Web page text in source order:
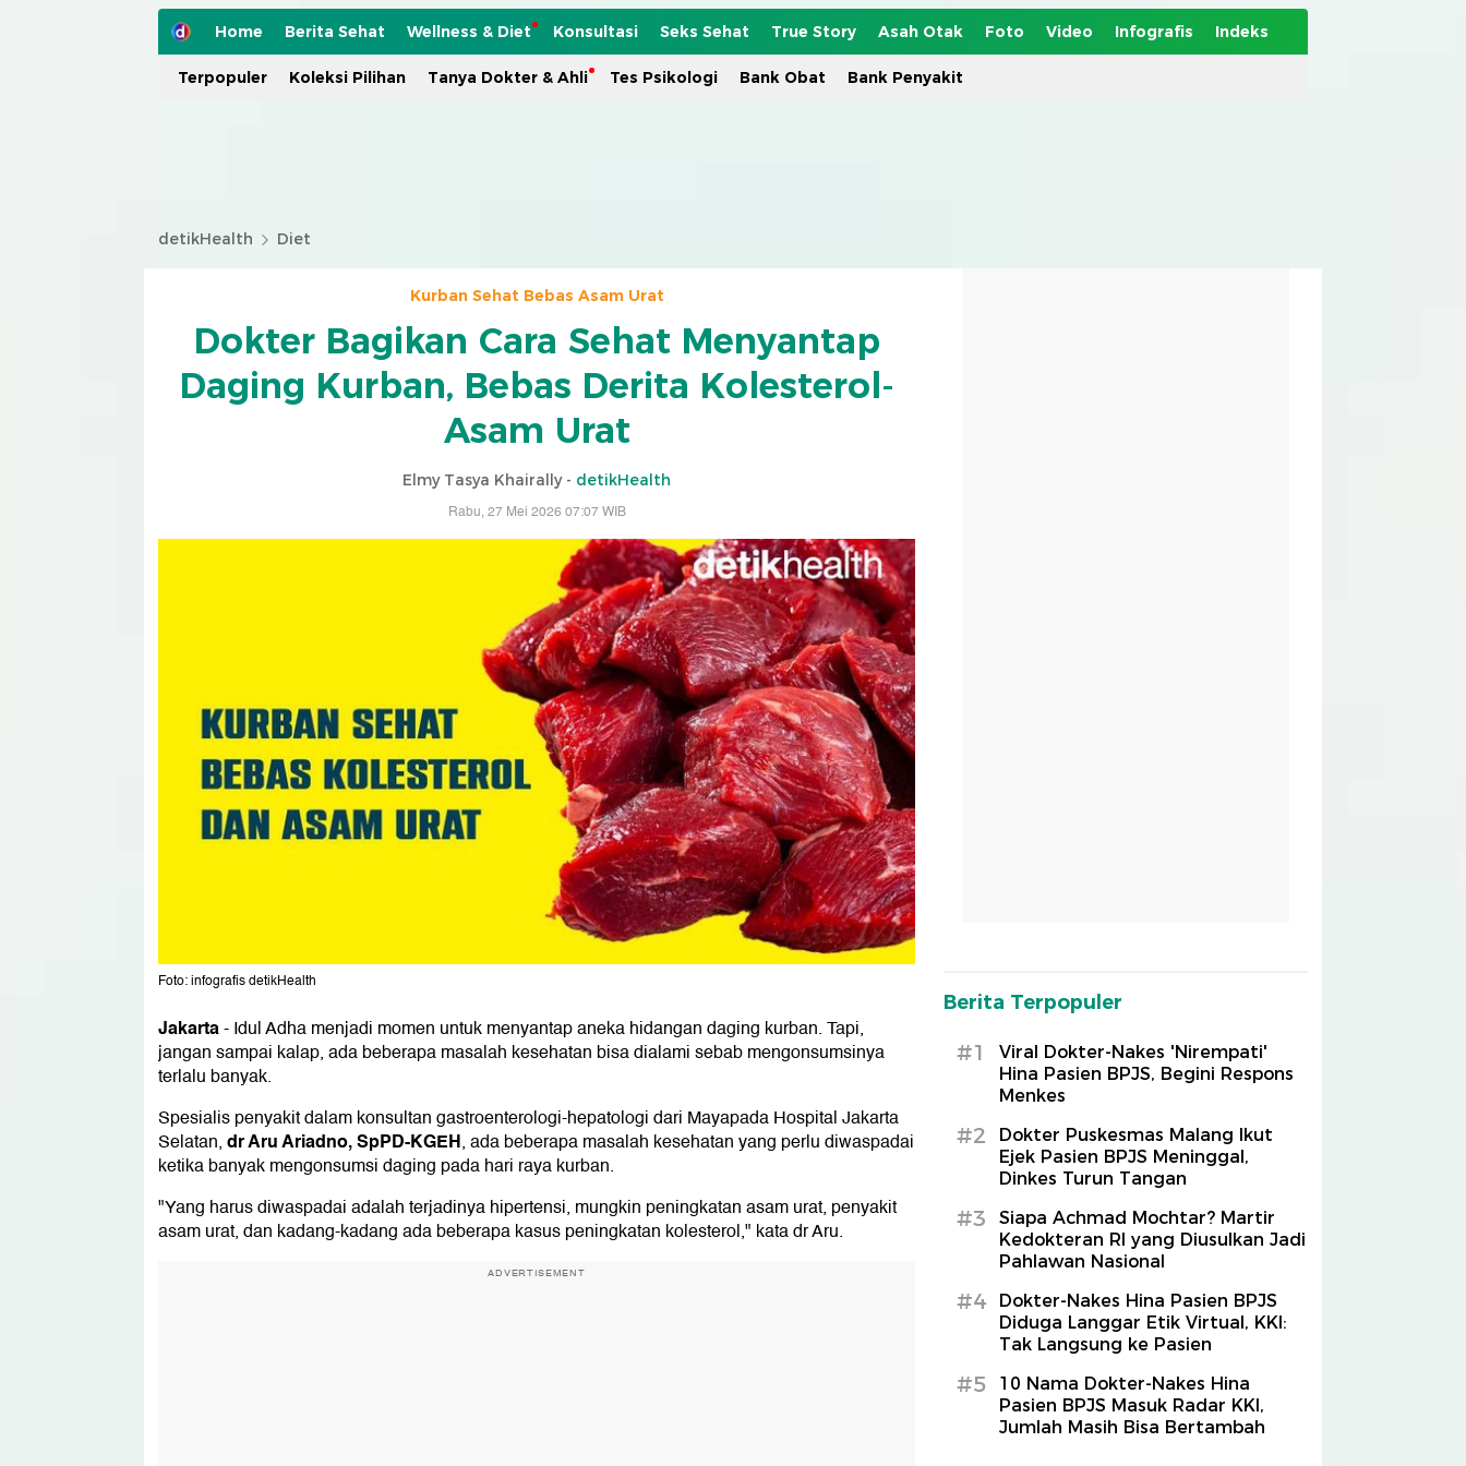
Home Berita Sehat Wellness & Diet Konsultasi Seks Sehat True Story Asah Otak Foto Video Infografis Indeks
Terpopuler Koleksi Pilihan Tanya Dokter & Ahli Tes Psikologi Bank Obat Bank Penyakit
detikHealth Diet
Kurban Sehat Bebas Asam Urat
Dokter Bagikan Cara Sehat Menyantap
Daging Kurban, Bebas Derita Kolesterol-
Asam Urat
Elmy Tasya Khairally - detikHealth
Rabu, 27 Mei 2026 07:07 WIB
Foto: infografis detikHealth
Jakarta-Idul Adha menjadi momen untuk menyantap aneka hidangan daging kurban. Tapi,
jangan sampai kalap, ada beberapa masalah kesehatan bisa dialami sebab mengonsumsinya
terlalu banyak.
Spesialis penyakit dalam konsultan gastroenterologi-hepatologi dari Mayapada Hospital Jakarta
Selatan,dr Aru Ariadno, SpPD-KGEH, ada beberapa masalah kesehatan yang perlu diwaspadai
ketika banyak mengonsumsi daging pada hari raya kurban.
"Yang harus diwaspadai adalah terjadinya hipertensi, mungkin peningkatan asam urat, penyakit
asam urat, dan kadang-kadang ada beberapa kasus peningkatan kolesterol," kata dr Aru.
ADVERTISEMENT
Berita Terpopuler
#1
Viral Dokter-Nakes 'Nirempati'
Hina Pasien BPJS, Begini Respons
Menkes
#2
Dokter Puskesmas Malang Ikut
Ejek Pasien BPJS Meninggal,
Dinkes Turun Tangan
#3
Siapa Achmad Mochtar? Martir
Kedokteran RI yang Diusulkan Jadi
Pahlawan Nasional
#4
Dokter-Nakes Hina Pasien BPJS
Diduga Langgar Etik Virtual, KKI:
Tak Langsung ke Pasien
#5
10 Nama Dokter-Nakes Hina
Pasien BPJS Masuk Radar KKI,
Jumlah Masih Bisa Bertambah